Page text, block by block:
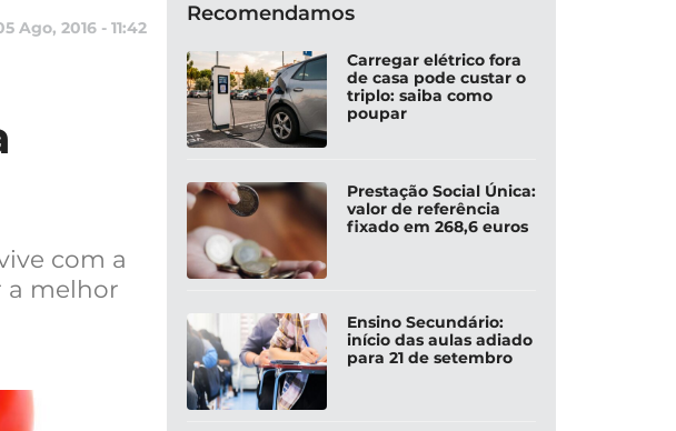
Ago, 2016 - 11:42
com a
a melhor
Recomendamos
Carregar elétrico fora
de casa pode custar o
triplo: saiba como
poupar
Prestação Social Única:
valor de referência
fixado em 268,6 euros
Ensino Secundário:
início das aulas adiado
para 21 de setembro